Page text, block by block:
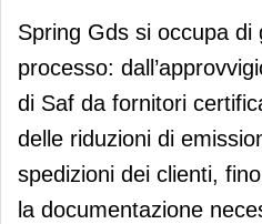
Spring Gds si occupa di
processo:
di Saf da fornitori
delle riduzioni di
spedizioni dei clienti,
la documentazione